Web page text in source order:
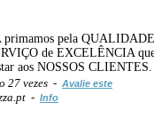
pela
de EXCELÊNCIA
aos NOSSOS CLIENTES.
27 vezes - Avalie este
- Info